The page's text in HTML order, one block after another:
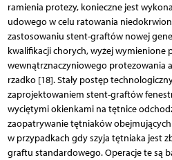
ramienia protezy, konieczne jest
udowego w celu ratowania
zastosowaniu stent-graftów nowej
kwalifikacji chorych, wyżej wymienione
wewnątrznaczyniowego protezowania
rzadko [18]. Stały postęp
zaprojektowaniem stent-graftów
wyciętymi okienkami na tętnice
zaopatrywanie tętniaków
w przypadkach gdy szyja tętniaka jest
graftu standardowego. Operacje te są